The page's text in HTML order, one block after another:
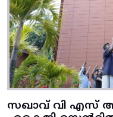
സഖാവ് വി എസ്